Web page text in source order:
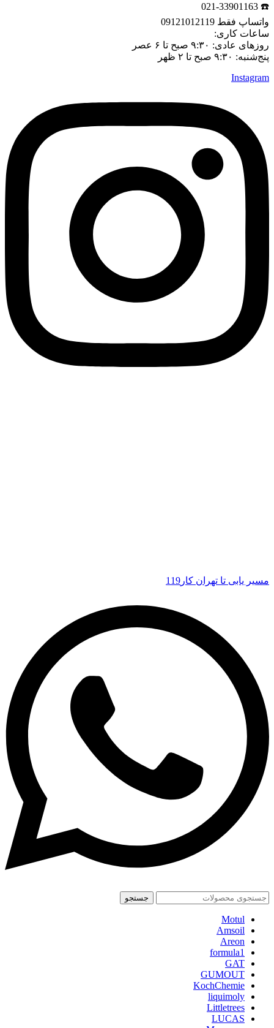
☎️ 021-33901163
واتساپ فقط 09121012119
ساعات کاری:
روزهای عادی: ۹:۳۰ صبح تا ۶ عصر
پنج‌شنبه: ۹:۳۰ صبح تا ۲ ظهر
Instagram
مسیر یابی تا تهران کار119
جستجو
Motul
Amsoil
Areon
formula1
GAT
GUMOUT
KochChemie
liquimoly
Littletrees
LUCAS